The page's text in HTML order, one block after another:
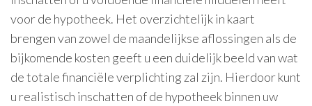
voor de hypotheek. Het overzichtelijk in kaart
brengen van zowel de maandelijkse aflossingen als de
bijkomende kosten geeft u een duidelijk beeld van wat
de totale financiële verplichting zal zijn. Hierdoor kunt
u realistisch inschatten of de hypotheek binnen uw